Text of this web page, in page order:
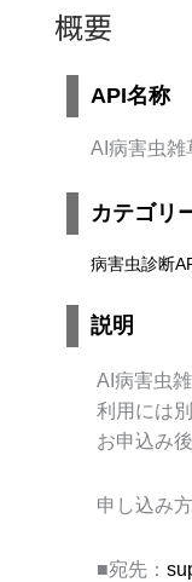
概要
API名称
AI病害虫雑
カテゴリ
病害虫診断
説明
AI 病害虫
利用には
お申込み
申し込み
■宛先：